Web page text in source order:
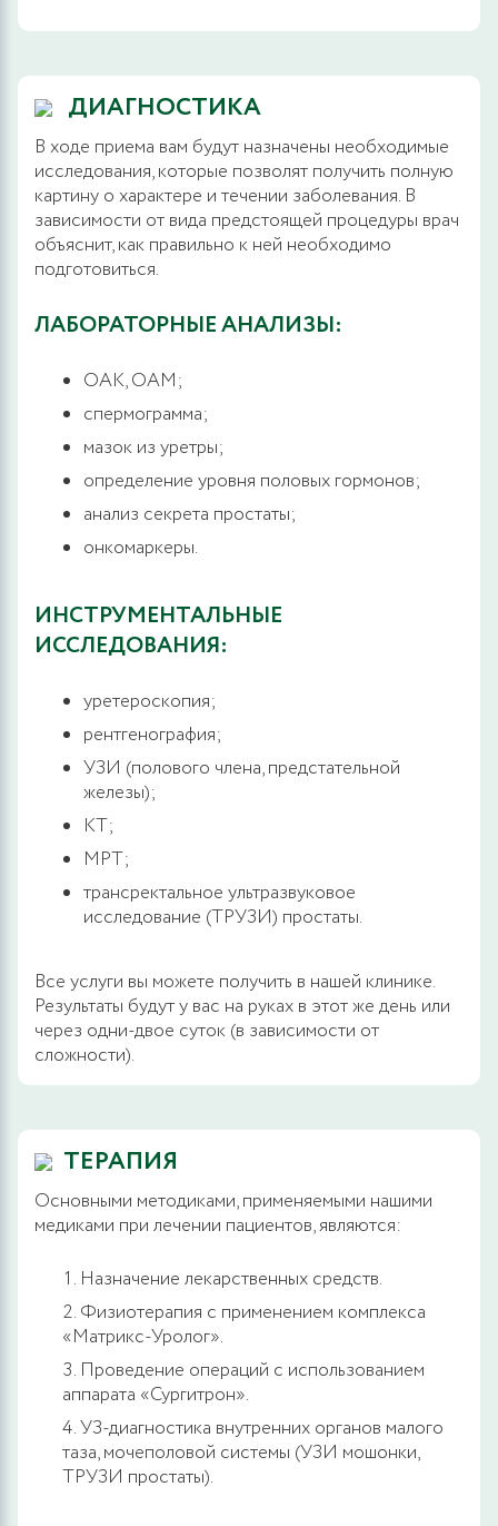
ДИАГНОСТИКА
В ходе приема вам будут назначены необходимые
исследования, которые позволят получить полную
картину о характере и течении заболевания. В
зависимости от вида предстоящей процедуры врач
объяснит, как правильно к ней необходимо
подготовиться.
ЛАБОРАТОРНЫЕ АНАЛИЗЫ:
ОАК, ОАМ;
спермограмма;
мазок из уретры;
определение уровня половых гормонов;
анализ секрета простаты;
онкомаркеры.
ИНСТРУМЕНТАЛЬНЫЕ
ИССЛЕДОВАНИЯ:
уретероскопия;
рентгенография;
УЗИ (полового члена, предстательной
железы);
КТ;
МРТ;
трансректальное ультразвуковое
исследование (ТРУЗИ) простаты.
Все услуги вы можете получить в нашей клинике.
Результаты будут у вас на руках в этот же день или
через одни-двое суток (в зависимости от
сложности).
ТЕРАПИЯ
Основными методиками, применяемыми нашими
медиками при лечении пациентов, являются:
Назначение лекарственных средств.
Физиотерапия с применением комплекса
«Матрикс-Уролог».
Проведение операций с использованием
аппарата «Сургитрон».
УЗ-диагностика внутренних органов малого
таза, мочеполовой системы (УЗИ мошонки,
ТРУЗИ простаты).